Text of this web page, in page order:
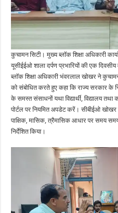
कुचामन सिटी। मुख्य ब्लॉक शिक्षा अधिकारी
यूसीईईओ शाला दर्पण प्रभारियों की एक
ब्लॉक शिक्षा अधिकारी भंवरलाल खोखर ने
को संबोधित करते हुए कहा कि राज्य सरकार के
के समस्त संसाधनों यथा विद्यार्थी, विद्यालय
पोर्टल पर नियमित अपडेट करें। सीबीईओ खोखर
पाक्षिक, मासिक, त्रैमासिक आधार पर समय समय
निर्देशित किया।